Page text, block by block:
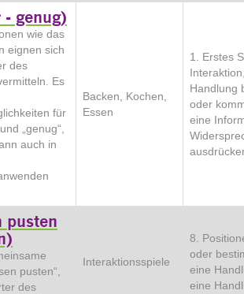
- genug)
wie das
eignen sich
des
Es
für
„genug“,
auch in
Backen, Kochen,
Essen
1. Erstes
Handlung
oder
eine
pusten
pusten“,
des
Interaktionsspiele
8.
oder
eine
eine